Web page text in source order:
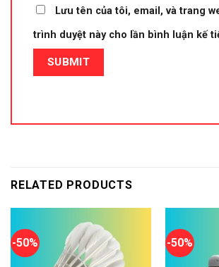
Lưu tên của tôi, email, và trang
trình duyệt này cho lần bình luận kế
RELATED PRODUCTS
-50% -50%